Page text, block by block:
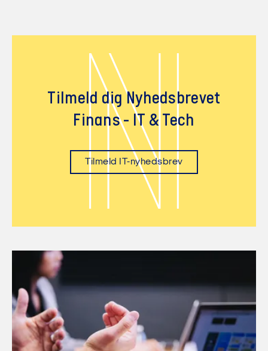
N
Tilmeld dig Nyhedsbrevet
Finans - IT & Tech
Tilmeld IT-nyhedsbrev